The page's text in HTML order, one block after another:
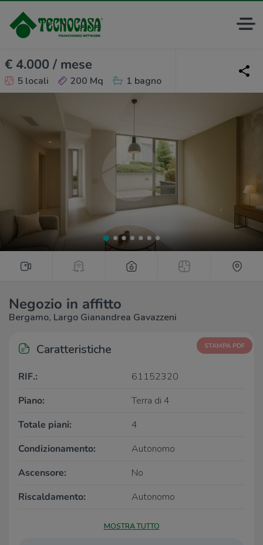
€ 4.000 / mese
5 locali 200 Mq 1 bagno
Negozio in affitto
Bergamo, Largo Gianandrea Gavazzeni
Caratteristiche STAMPA PDF
RIF.:
61152320
Piano:
Terra di 4
Totale piani:
4
Condizionamento:
Autonomo
Ascensore:
No
Riscaldamento:
Autonomo
MOSTRA TUTTO